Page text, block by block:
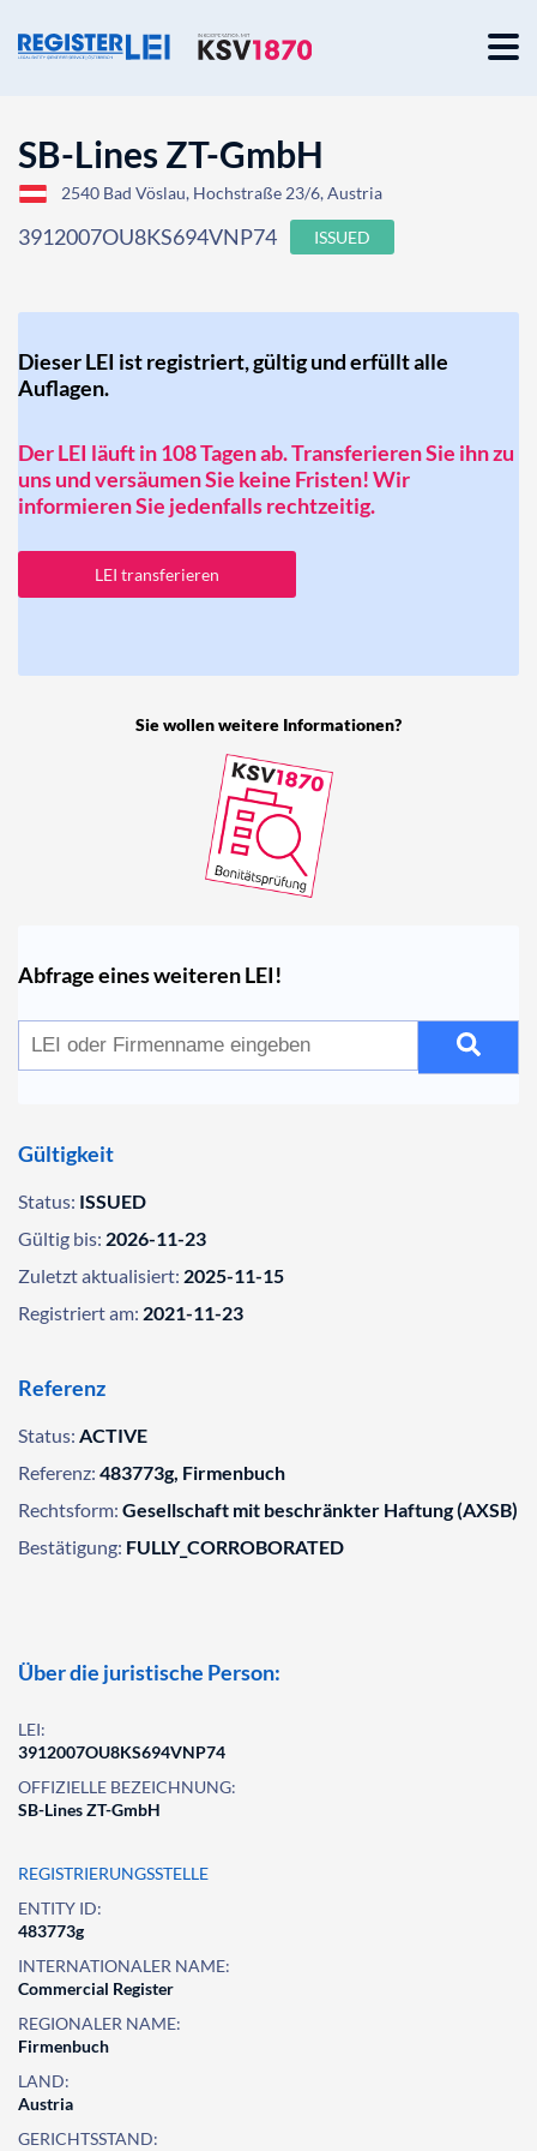
SB-Lines ZT-GmbH
2540 Bad Vöslau, Hochstraße 23/6, Austria
3912007OU8KS694VNP74 ISSUED
Dieser LEI ist registriert, gültig und erfüllt alle
Auflagen.
Der LEI läuft in 108 Tagen ab. Transferieren Sie ihn zu
uns und versäumen Sie keine Fristen! Wir
informieren Sie jedenfalls rechtzeitig.
LEI transferieren
Sie wollen weitere Informationen?
Abfrage eines weiteren LEI!
Gültigkeit
Status: ISSUED
Gültig bis: 2026-11-23
Zuletzt aktualisiert: 2025-11-15
Registriert am: 2021-11-23
Referenz
Status: ACTIVE
Referenz: 483773g, Firmenbuch
Rechtsform: Gesellschaft mit beschränkter Haftung (AXSB)
Bestätigung: FULLY_CORROBORATED
Über die juristische Person:
LEI:
3912007OU8KS694VNP74
OFFIZIELLE BEZEICHNUNG:
SB-Lines ZT-GmbH
REGISTRIERUNGSSTELLE
ENTITY ID:
483773g
INTERNATIONALER NAME:
Commercial Register
REGIONALER NAME:
Firmenbuch
LAND:
Austria
GERICHTSSTAND: